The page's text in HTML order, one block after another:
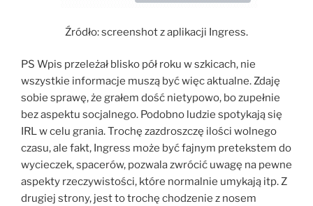
Źródło: screenshot z aplikacji Ingress.
PS Wpis przeleżał blisko pół roku w szkicach, nie
wszystkie informacje muszą być więc aktualne. Zdaję
sobie sprawę, że grałem dość nietypowo, bo zupełnie
bez aspektu socjalnego. Podobno ludzie spotykają się
IRL w celu grania. Trochę zazdroszczę ilości wolnego
czasu, ale fakt, Ingress może być fajnym pretekstem do
wycieczek, spacerów, pozwala zwrócić uwagę na pewne
aspekty rzeczywistości, które normalnie umykają itp. Z
drugiej strony, jest to trochę chodzenie z nosem